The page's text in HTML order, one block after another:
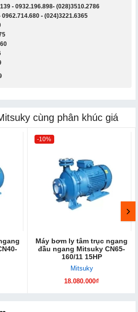
- 0932.196.898- (028)3510.2786
0962.714.680 - (024)3221.6365
cùng phân khúc giá
-10%
Máy bơm ly tâm trục ngang
đầu ngang Mitsuky CN65-
160/11 15HP
Mitsuky
18.080.000₫